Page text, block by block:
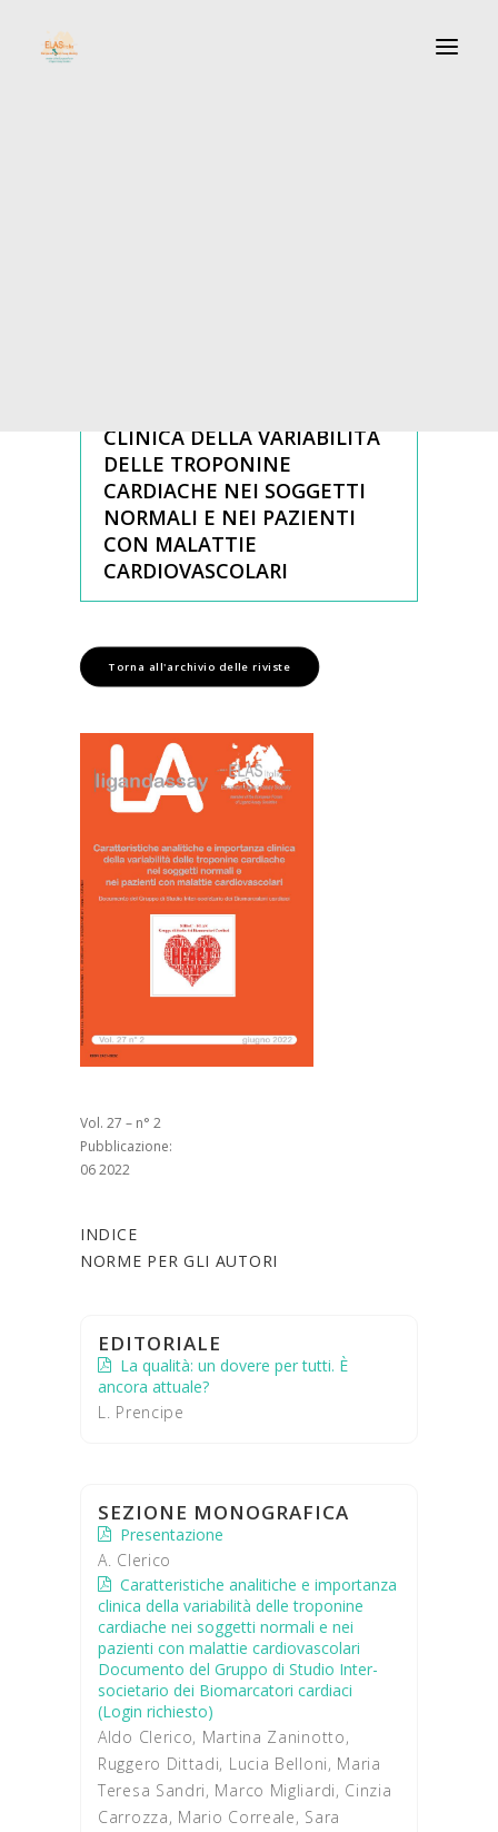
CLINICA DELLA VARIABILITÀ
DELLE TROPONINE
CARDIACHE NEI SOGGETTI
NORMALI E NEI PAZIENTI
CON MALATTIE
CARDIOVASCOLARI
Torna all'archivio delle riviste
Vol. 27 – n° 2
Pubblicazione:
06 2022
INDICE
NORME PER GLI AUTORI
EDITORIALE
La qualità: un dovere per tutti. È
ancora attuale?
L. Prencipe
SEZIONE MONOGRAFICA
Presentazione
A. Clerico
Caratteristiche analitiche e importanza
clinica della variabilità delle troponine
cardiache nei soggetti normali e nei
pazienti con malattie cardiovascolari
Documento del Gruppo di Studio Inter-
societario dei Biomarcatori cardiaci
(Login richiesto)
Aldo Clerico, Martina Zaninotto,
Ruggero Dittadi, Lucia Belloni, Maria
Teresa Sandri, Marco Migliardi, Cinzia
Carrozza, Mario Correale, Sara